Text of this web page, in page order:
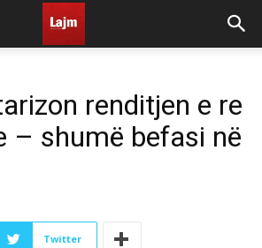
renditjen e re
– shumë befasi në
Twitter